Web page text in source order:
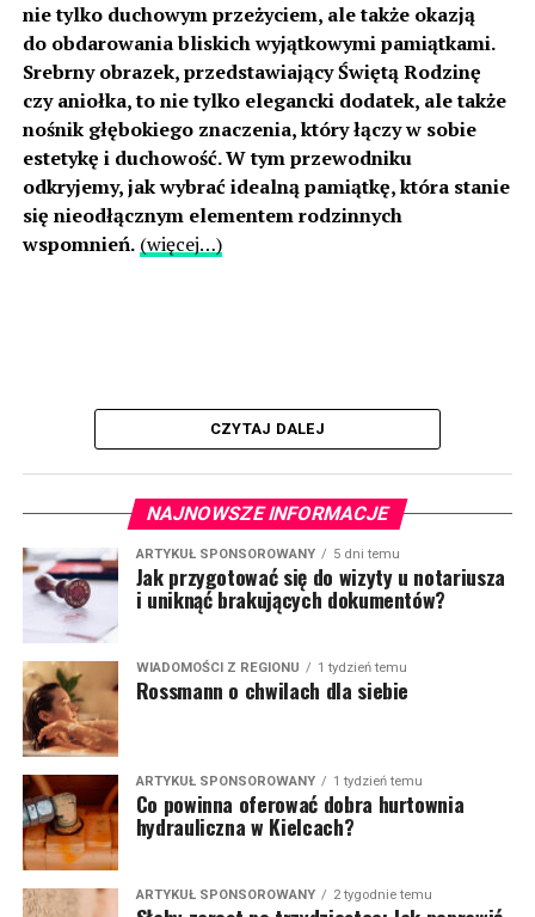
nie tylko duchowym przeżyciem, ale także okazją
do obdarowania bliskich wyjątkowymi pamiątkami.
Srebrny obrazek, przedstawiający Świętą Rodzinę
czy aniołka, to nie tylko elegancki dodatek, ale także
nośnik głębokiego znaczenia, który łączy w sobie
estetykę i duchowość. W tym przewodniku
odkryjemy, jak wybrać idealną pamiątkę, która stanie
się nieodłącznym elementem rodzinnych
wspomnień. (więcej…)
CZYTAJ DALEJ
NAJNOWSZE INFORMACJE
ARTYKUŁ SPONSOROWANY 5 dni temu
Jak przygotować się do wizyty u notariusza
i uniknąć brakujących dokumentów?
WIADOMOŚCI Z REGIONU 1 tydzień temu
Rossmann o chwilach dla siebie
ARTYKUŁ SPONSOROWANY 1 tydzień temu
Co powinna oferować dobra hurtownia
hydrauliczna w Kielcach?
ARTYKUŁ SPONSOROWANY 2 tygodnie temu